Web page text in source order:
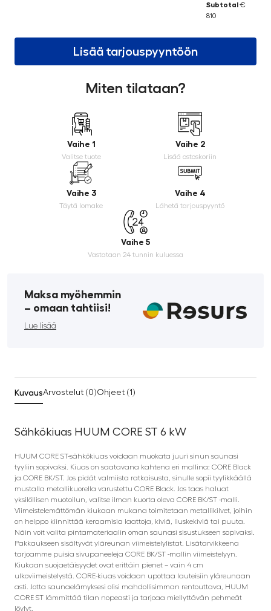
Subtotal€
810
Lisää tarjouspyyntöön
Miten tilataan?
Vaihe 1
Valitse tuote
Vaihe 2
Lisää ostoskoriin
Vaihe 3
Täytä lomake
Vaihe 4
Lähetä tarjouspyyntö
Vaihe 5
Vastataan 24 tunnin kuluessa
Maksa myöhemmin
­– omaan tahtiisi!
Lue lisää
KuvausArvostelut (0)Ohjeet (1)
Sähkökiuas HUUM CORE ST 6 kW
HUUM CORE ST-sähkökiuas voidaan muokata juuri sinun saunasi
tyyliin sopivaksi. Kiuas on saatavana kahtena eri mallina: CORE Black
ja CORE BK/ST. Jos pidät valmiista ratkaisusta, sinulle sopii tyylikkäällä
mustalla metallikuorella varustettu CORE Black. Jos taas haluat
yksilöllisen muotoilun, valitse ilman kuorta oleva CORE BK/ST -malli.
Viimeistelemättömän kiukaan mukana toimitetaan metallikilvet, joihin
on helppo kiinnittää keraamisia laattoja, kiviä, liuskekiviä tai puuta.
Näin voit valita pintamateriaalin oman saunasi sisustukseen sopivaksi.
Pakkaukseen sisältyvät yläreunan viimeistelylistat. Lisätarvikkeena
tarjoamme puisia sivupaneeleja CORE BK/ST -mallin viimeistelyyn.
Kiukaan suojaetäisyydet ovat erittäin pienet – vain 4 cm
ulkoviimeistelystä. CORE-kiuas voidaan upottaa lauteisiin yläreunaan
asti. Jotta saunaelämyksesi olisi mahdollisimman rentouttava, HUUM
CORE ST lämmittää tilan nopeasti ja tarjoaa miellyttävän pehmeät
löylyt.